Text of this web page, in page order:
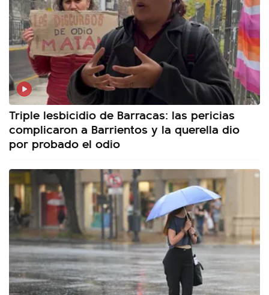
Triple lesbicidio de Barracas: las pericias
complicaron a Barrientos y la querella dio
por probado el odio